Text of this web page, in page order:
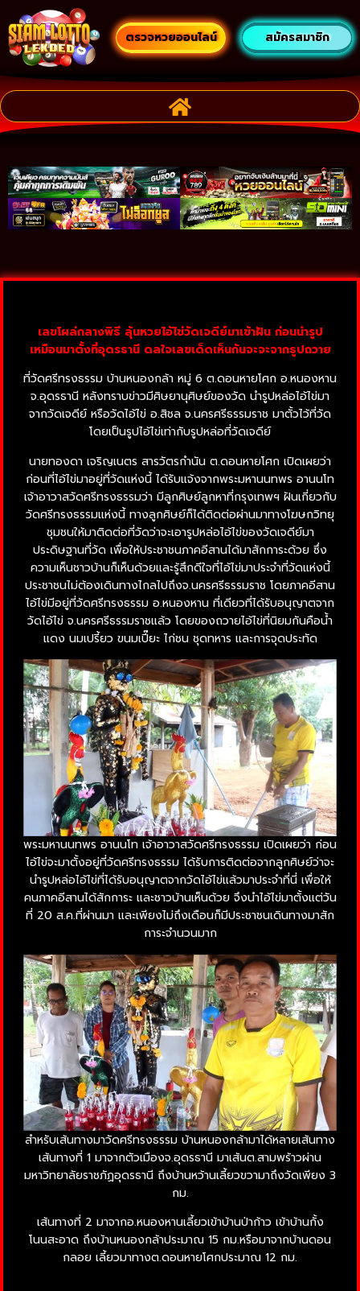
ตรวจหวยออนไลน์ สมัครสมาชิก
เลขโผล่กลางพิธี ลุ้นหวยไอ้ไข่วัดเจดีย์มาเข้าฝัน ก่อนนำรูป
เหมือนมาตั้งที่อุดรธานี ดลใจเลขเด็ดเห็นกันจะจะจากธูปถวาย
ที่วัดศรีทรงธรรม บ้านหนองกล้า หมู่ 6 ต.ดอนหายโศก อ.หนองหาน
จ.อุดรธานี หลังทราบข่าวมีศิษยานุศิษย์ของวัด นำรูปหล่อไอ้ไข่มา
จากวัดเจดีย์ หรือวัดไอ้ไข่ อ.สิชล จ.นครศรีธรรมราช มาตั้วไว้ที่วัด
โดยเป็นรูปไอ้ไข่เท่ากับรูปหล่อที่วัดเจดีย์
นายทองดา เจริญเนตร สารวัตรกำนัน ต.ดอนหายโศก เปิดเผยว่า
ก่อนที่ไอ้ไข่มาอยู่ที่วัดแห่งนี้ ได้รับแจ้งจากพระมหานนทพร อานนโท
เจ้าอาวาสวัดศรีทรงธรรมว่า มีลูกศิษย์ลูกหาที่กรุงเทพฯ ฝันเกี่ยวกับ
วัดศรีทรงธรรมแห่งนี้ ทางลูกศิษย์ก็ได้ติดต่อผ่านมาทางโฆษกวิทยุ
ชุมชนให้มาติดต่อที่วัดว่าจะเอารูปหล่อไอ้ไข่ของวัดเจดีย์มา
ประดิษฐานที่วัด เพื่อให้ประชาชนภาคอีสานได้มาสักการะด้วย ซึ่ง
ความเห็นชาวบ้านก็เห็นด้วยและรู้สึกดีใจที่ไอ้ไข่มาประจำที่วัดแห่งนี้
ประชาชนไม่ต้องเดินทางไกลไปถึงจ.นครศรีธรรมราช โดยภาคอีสาน
ไอ้ไข่มีอยู่ที่วัดศรีทรงธรรม อ.หนองหาน ที่เดียวที่ได้รับอนุญาตจาก
วัดไอ้ไข่ จ.นครศรีธรรมราชแล้ว โดยของถวายไอ้ไข่ที่นิยมกันคือน้ำ
แดง นมเปรี้ยว ขนมเปี๊ยะ ไก่ชน ชุดทหาร และการจุดประทัด
พระมหานนทพร อานนโท เจ้าอาวาสวัดศรีทรงธรรม เปิดเผยว่า ก่อน
ไอ้ไข่จะมาตั้งอยู่ที่วัดศรีทรงธรรม ได้รับการติดต่อจากลูกศิษย์ว่าจะ
นำรูปหล่อไอ้ไข่ที่ได้รับอนุญาตจากวัดไอ้ไข่แล้วมาประจำที่นี่ เพื่อให้
คนภาคอีสานได้สักการะ และชาวบ้านเห็นด้วย จึงนำไอ้ไข่มาตั้งแต่วัน
ที่ 20 ส.ค.ที่ผ่านมา และเพียงไม่ถึงเดือนก็มีประชาชนเดินทางมาสัก
การะจำนวนมาก
สำหรับเส้นทางมาวัดศรีทรงธรรม บ้านหนองกล้ามาได้หลายเส้นทาง
เส้นทางที่ 1 มาจากตัวเมืองจ.อุดรธานี มาเส้นต.สามพร้าวผ่าน
มหาวิทยาลัยราชภัฏอุดรธานี ถึงบ้านหว้านเลี้ยวขวามาถึงวัดเพียง 3
กม.
เส้นทางที่ 2 มาจากอ.หนองหานเลี้ยวเข้าบ้านป่าก้าว เข้าบ้านกั้ง
โนนสะอาด ถึงบ้านหนองกล้าประมาณ 15 กม.หรือมาจากบ้านดอน
กลอย เลี้ยวมาทางต.ดอนหายโศกประมาณ 12 กม.